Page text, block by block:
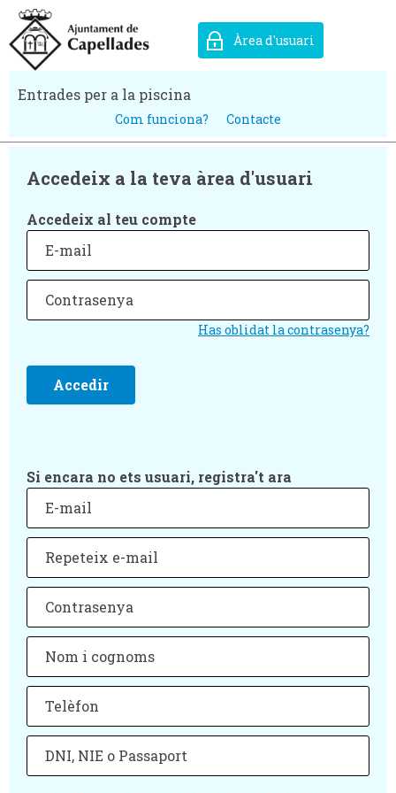
Àrea d'usuari
Entrades per a la piscina
Com funciona? Contacte
Accedeix a la teva àrea d'usuari
Accedeix al teu compte
Has oblidat la contrasenya?
Si encara no ets usuari, registra't ara